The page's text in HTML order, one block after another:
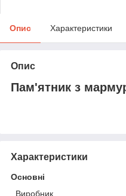
Опис Характеристики
Опис
Пам'ятник з
Характеристики
Основні
Виробник